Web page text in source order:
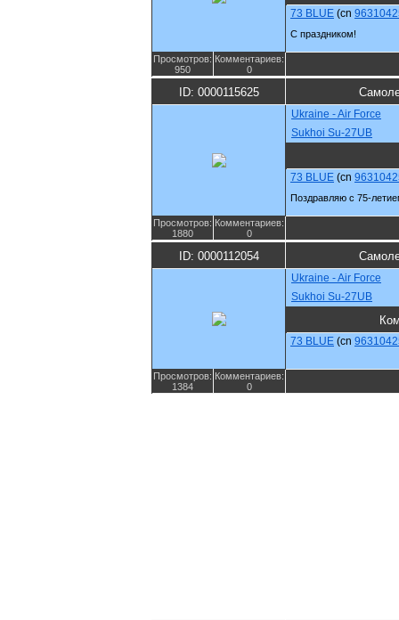
73 BLUE (cn
С праздником!
Просмотров:
950
Комментариев:
0
ID: 0000115625
Ukraine - Air Force
Sukhoi Su-27UB
73 BLUE (cn
Поздравляю с 75-
Просмотров:
1880
Комментариев:
0
ID: 0000112054
Ukraine - Air Force
Sukhoi Su-27UB
73 BLUE (cn
Просмотров:
1384
Комментариев:
0